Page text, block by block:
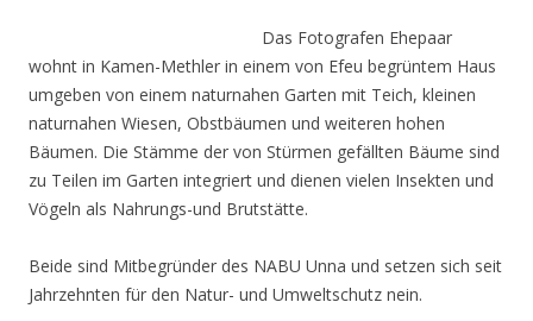
Das Fotografen Ehepaar
wohnt in Kamen-Methler in einem von Efeu begrüntem Haus
umgeben von einem naturnahen Garten mit Teich, kleinen
naturnahen Wiesen, Obstbäumen und weiteren hohen
Bäumen. Die Stämme der von Stürmen gefällten Bäume sind
zu Teilen im Garten integriert und dienen vielen Insekten und
Vögeln als Nahrungs-und Brutstätte.
Beide sind Mitbegründer des NABU Unna und setzen sich seit
Jahrzehnten für den Natur- und Umweltschutz nein.